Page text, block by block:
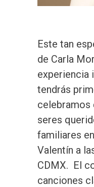
Este tan
de Carla
experiencia
tendrás
celebramos
seres
familiares
Valentín a
CDMX. El
canciones